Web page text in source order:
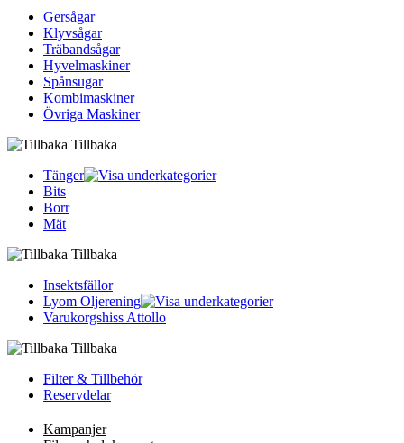
Gersågar
Klyvsågar
Träbandsågar
Hyvelmaskiner
Spånsugar
Kombimaskiner
Övriga Maskiner
Tillbaka
Tänger
Bits
Borr
Mät
Tillbaka
Insektsfällor
Lyom Oljerening
Varukorgshiss Attollo
Tillbaka
Filter & Tillbehör
Reservdelar
Kampanjer